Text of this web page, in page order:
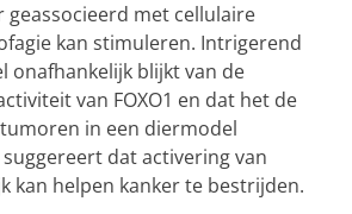
met cellulaire
kan stimuleren. Intrigerend
onafhankelijk blijkt van de
van FOXO1 en dat het de
in een diermodel
dat activering van
kan helpen kanker te bestrijden.